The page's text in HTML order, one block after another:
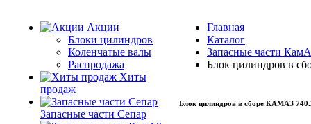
Акции
Блоки цилиндров
Коленчатые валы
Распродажа
Хиты
продаж
Запасные части Сепар
Главная
Каталог
Запасные части
Блок цилиндров в
Блок цилиндров в сборе КАМАЗ